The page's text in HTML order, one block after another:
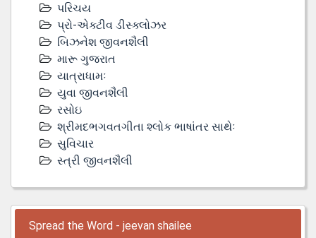
પરિચય
પ્રો-એક્ટીવ ડીસ્‍ક્લોઝર
બિઝનેશ જીવનશૈલી
મારૂ ગુજરાત
યાત્રાધામઃ
યુવા જીવનશૈલી
રસોઇ
શ્રીમદભગવતગીતા શ્લોક ભાષાંતર સાથેઃ
સુવિચાર
સ્ત્રી જીવનશૈલી
Spread the Word - jeevan shailee